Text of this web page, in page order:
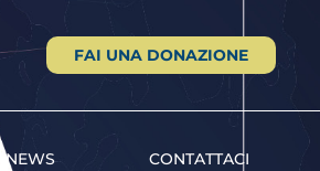
FAI UNA DONAZIONE
NEWS CONTATTACI